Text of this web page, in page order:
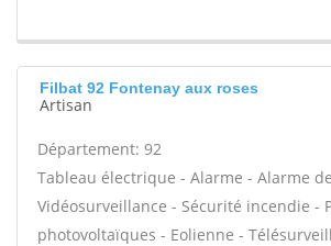
Filbat 92 Fontenay aux roses
Artisan
Département: 92
Tableau électrique - Alarme - Alarme
Vidéosurveillance - Sécurité incendie -
photovoltaïques - Eolienne -